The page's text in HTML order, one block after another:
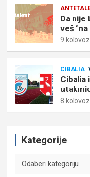
Da nije
veš ‘na
9
CIBALIA
Cibalia
8
Kategorije